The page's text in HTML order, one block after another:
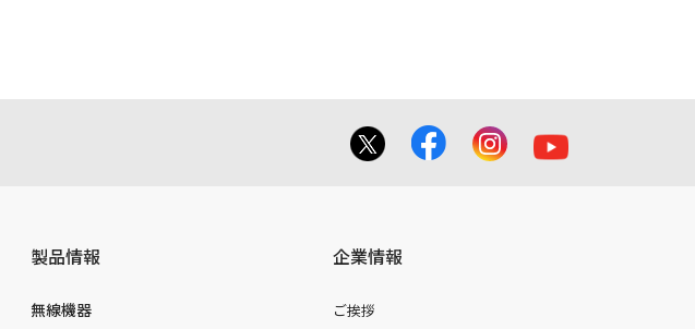
製品情報
無線機器
企業情報
ご挨拶